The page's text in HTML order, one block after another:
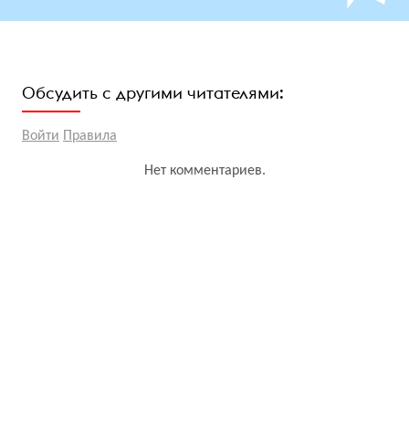
Обсудить с другими читателями:
Войти Правила
Нет комментариев.